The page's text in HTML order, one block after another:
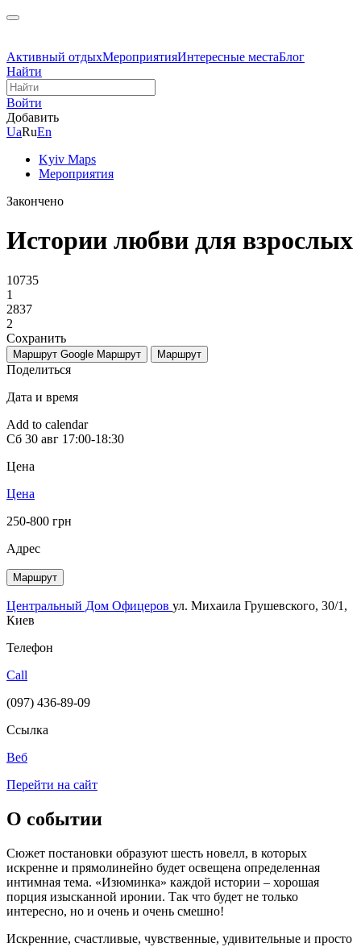
Активный отдыхМероприятияИнтересные местаБлог
Найти
Войти
Добавить
UaRuEn
Kyiv Maps
Мероприятия
Закончено
Истории любви для взрослых
10735
1
2837
2
Сохранить
Маршрут Google Маршрут Маршрут
Поделиться
Дата и время
Add to calendar
Сб 30 авг 17:00-18:30
Цена
Цена
250-800 грн
Адрес
Маршрут
Центральный Дом Офицеров ул. Михаила Грушевского, 30/1,
Киев
Телефон
Call
(097) 436-89-09
Ссылка
Веб
Перейти на сайт
О событии
Сюжет постановки образуют шесть новелл, в которых
искренне и прямолинейно будет освещена определенная
интимная тема. «Изюминка» каждой истории – хорошая
порция изысканной иронии. Так что будет не только
интересно, но и очень и очень смешно!
Искренние, счастливые, чувственные, удивительные и просто